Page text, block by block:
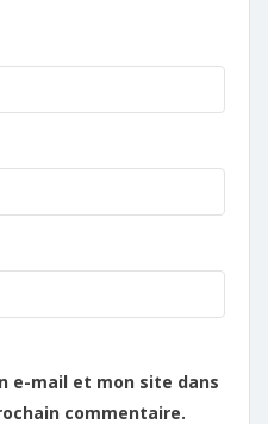
e-mail et mon site dans
commentaire.